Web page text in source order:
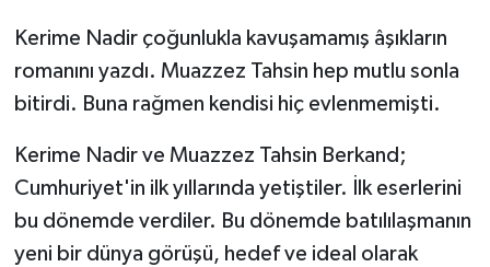
Kerime Nadir çoğunlukla kavuşamamış âşıkların
romanını yazdı. Muazzez Tahsin hep mutlu sonla
bitirdi. Buna rağmen kendisi hiç evlenmemişti.
Kerime Nadir ve Muazzez Tahsin Berkand;
Cumhuriyet'in ilk yıllarında yetiştiler. İlk eserlerini
bu dönemde verdiler. Bu dönemde batılılaşmanın
yeni bir dünya görüşü, hedef ve ideal olarak